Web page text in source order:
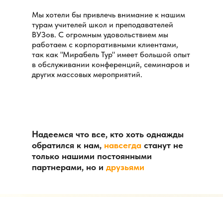
Надеемся что все, кто хоть однажды
обратился к нам, навсегда станут не
только нашими постоянными
партнерами, но и друзьями
Мы хотели бы привлечь внимание к нашим
турам учителей школ и преподавателей
ВУЗов. С огромным удовольствием мы
работаем с корпоративными клиентами,
так как "Мирабель Тур" имеет большой опыт
в обслуживании конференций, семинаров и
других массовых мероприятий.